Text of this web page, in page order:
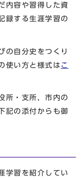
内容や習得した資
録する生涯学習の
の自分史をつくり
使い方と様式は こ
所・支所，市内の
記の添付からも御
学習を紹介してい